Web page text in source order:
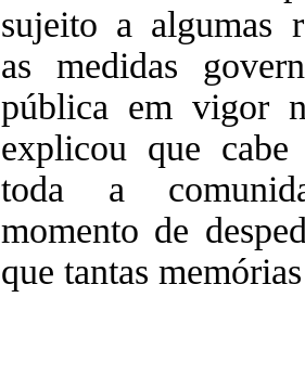
sujeito a algumas
as medidas
pública em vigor
explicou que
toda a
momento de
que tantas